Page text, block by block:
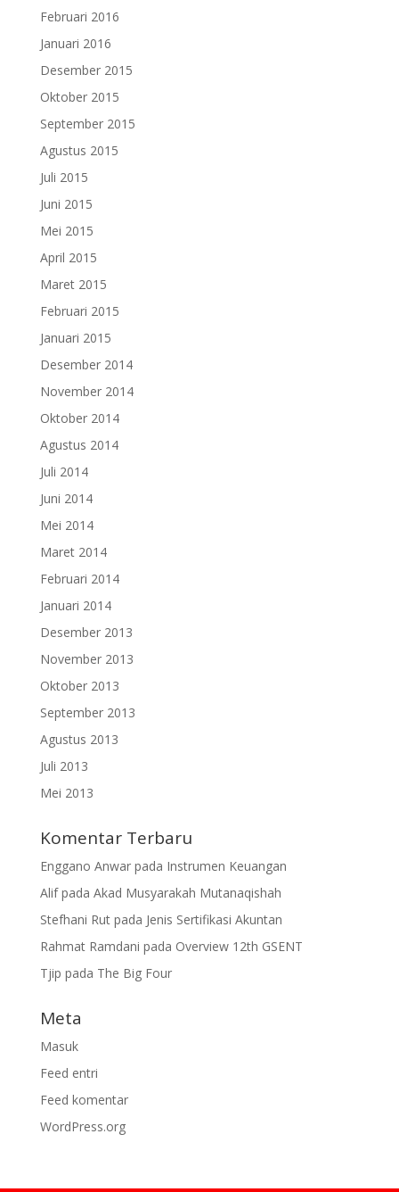
Februari 2016
Januari 2016
Desember 2015
Oktober 2015
September 2015
Agustus 2015
Juli 2015
Juni 2015
Mei 2015
April 2015
Maret 2015
Februari 2015
Januari 2015
Desember 2014
November 2014
Oktober 2014
Agustus 2014
Juli 2014
Juni 2014
Mei 2014
Maret 2014
Februari 2014
Januari 2014
Desember 2013
November 2013
Oktober 2013
September 2013
Agustus 2013
Juli 2013
Mei 2013
Komentar Terbaru
Enggano Anwarpada Instrumen Keuangan
Alifpada Akad Musyarakah Mutanaqishah
Stefhani Rutpada Jenis Sertifikasi Akuntan
Rahmat Ramdani pada Overview 12th GSENT
Tjip pada The Big Four
Meta
Masuk
Feed entri
Feed komentar
WordPress.org